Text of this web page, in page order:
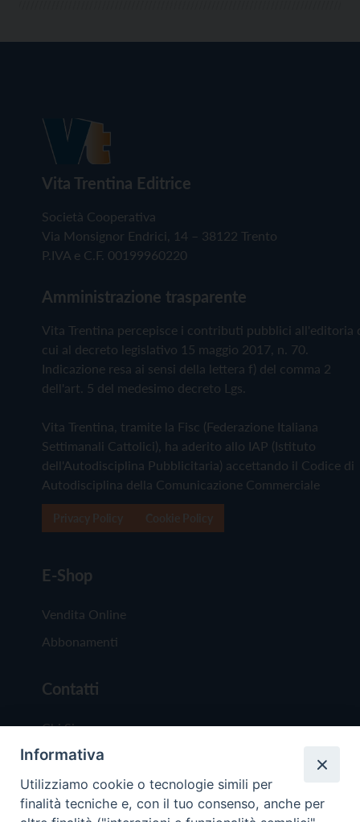
Vita Trentina Editrice
Società Cooperativa
Via Monsignor Endrici, 14 – 38122 Trento
P.IVA e C.F. 00199960220
Amministrazione trasparente
Vita Trentina percepisce i contributi pubblici all'editoria
cui al decreto legislativo 15 maggio 2017, n. 70.
Indicazione resa ai sensi della lettera f) del comma 2
dell'art. 5 del medesimo decreto Lgs.
Vita Trentina, tramite la Fisc (Federazione Italiana
Settimanali Cattolici), ha aderito allo IAP (Istituto
dell'Autodisciplina Pubblicitaria) accettando il Codice di
Autodisciplina della Comunicazione Commerciale
E-Shop
Vendita Online
Abbonamenti
Contatti
Chi Siamo
Redazione
Scrivici
Informativa
Utilizziamo cookie o tecnologie simili per
finalità tecniche e, con il tuo consenso, anche per